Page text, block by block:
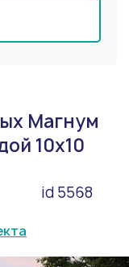
Магнум
10х10
id 5568